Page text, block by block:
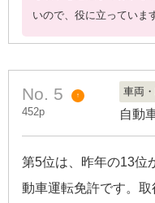
いので、役に立っていま
No. 5 ↑
452p
車両
自動
第5位は、昨年の13位
動車運転免許です。